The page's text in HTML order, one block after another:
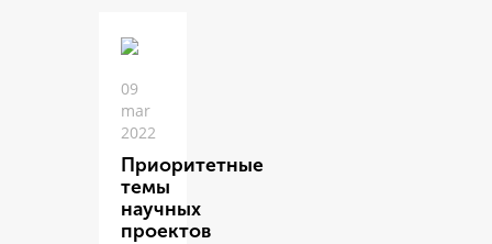
09
mar
2022
Приоритетные
темы
научных
проектов